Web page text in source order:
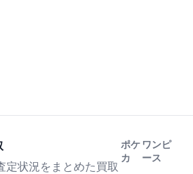
定状況をまとめた買取
ポケ
カ
ワンピ
ース